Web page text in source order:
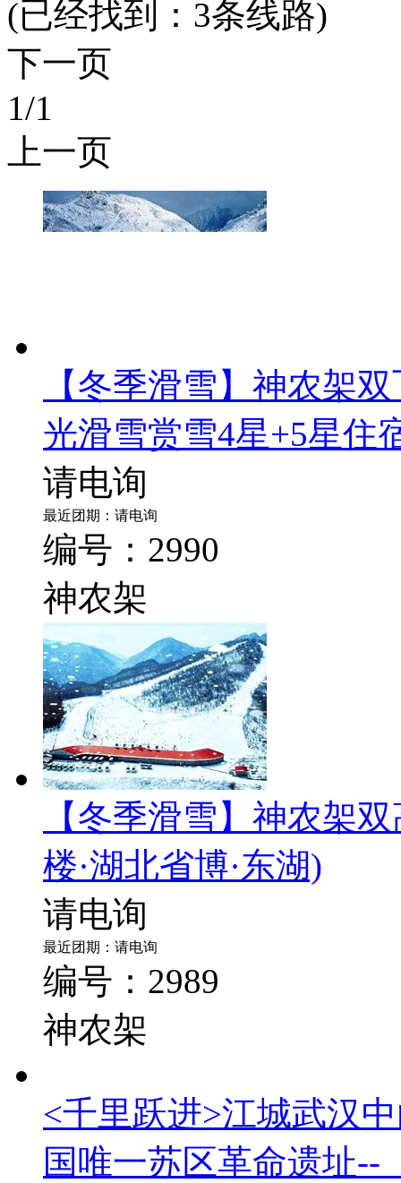
(已经找到： 3条线路)
下一页
1/1
上一页
【冬季滑雪】神农架
光滑雪赏雪4星+5星住
请电询
最近团期：请电询
编号：2990
神农架
【冬季滑雪】神农架
楼·湖北省博·东湖)
请电询
最近团期：请电询
编号：2989
神农架
<千里跃进>江城武汉
国唯一苏区革命遗址--